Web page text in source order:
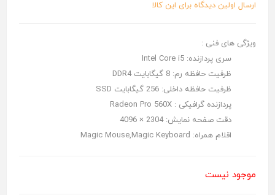
ارسال اولین دیدگاه برای این کالا
ویژگی های فنی :
سری پردازنده: Intel Core i5
ظرفیت حافظه رم: 8 گیگابایت DDR4
ظرفیت حافظه داخلی: 256 گیگابایت SSD
پردازنده گرافیکی : Radeon Pro 560X
دقت صفحه نمایش: 2304 × 4096
اقلام همراه: Magic Mouse,Magic Keyboard
موجود نیست